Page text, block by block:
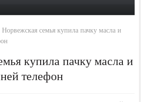
Норвежская семья купила пачку масла и
купила пачку масла и
телефон